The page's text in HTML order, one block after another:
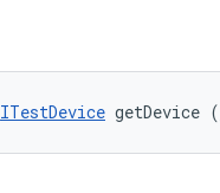
ITestDevice getDevice (